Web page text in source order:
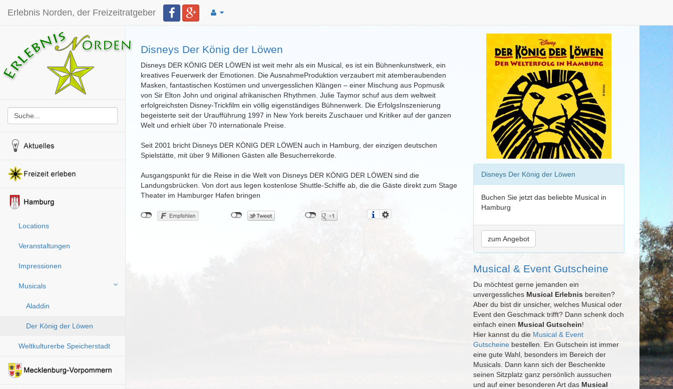
Erlebnis Norden, der Freizeitratgeber
Locations
Veranstaltungen
Impressionen
Musicals
Aladdin
Der König der Löwen
Weltkulturerbe Speicherstadt
Disneys Der König der Löwen
Disneys DER KÖNIG DER LÖWEN ist weit mehr als ein Musical, es ist ein Bühnenkunstwerk, ein
kreatives Feuerwerk der Emotionen. Die AusnahmeProduktion verzaubert mit atemberaubenden
Masken, fantastischen Kostümen und unvergesslichen Klängen – einer Mischung aus Popmusik
von Sir Elton John und original afrikanischen Rhythmen. Julie Taymor schuf aus dem weltweit
erfolgreichsten Disney-Trickfilm ein völlig eigenständiges Bühnenwerk. Die ErfolgsInszenierung
begeisterte seit der Uraufführung 1997 in New York bereits Zuschauer und Kritiker auf der ganzen
Welt und erhielt über 70 internationale Preise.
Seit 2001 bricht Disneys DER KÖNIG DER LÖWEN auch in Hamburg, der einzigen deutschen
Spielstätte, mit über 9 Millionen Gästen alle Besucherrekorde.
Ausgangspunkt für die Reise in die Welt von Disneys DER KÖNIG DER LÖWEN sind die
Landungsbrücken. Von dort aus legen kostenlose Shuttle-Schiffe ab, die die Gäste direkt zum Stage
Theater im Hamburger Hafen bringen
Disneys Der König der Löwen
Buchen Sie jetzt das beliebte Musical in
Hamburg
zum Angebot
Musical & Event Gutscheine
Du möchtest gerne jemanden ein
unvergessliches Musical Erlebnisbereiten?
Aber du bist dir unsicher, welches Musical oder
Event den Geschmack trifft? Dann schenk doch
einfach einen Musical Gutschein!
Hier kannst du die Musical & Event
Gutscheinebestellen. Ein Gutschein ist immer
eine gute Wahl, besonders im Bereich der
Musicals. Dann kann sich der Beschenkte
seinen Sitzplatz ganz persönlich aussuchen
und auf einer besonderen Art das Musical